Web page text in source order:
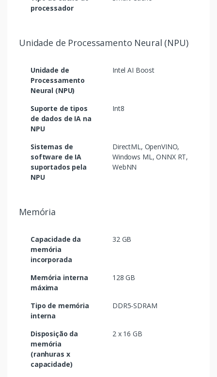
processador
Unidade de Processamento Neural (NPU)
Unidade de
Processamento
Neural (NPU)
Intel AI Boost
Suporte de tipos
de dados de IA na
NPU
Int8
Sistemas de
software de IA
suportados pela
NPU
DirectML, OpenVINO,
Windows ML, ONNX RT,
WebNN
Memória
Capacidade da
memória
incorporada
32 GB
Memória interna
máxima
128 GB
Tipo de memória
interna
DDR5-SDRAM
Disposição da
memória
(ranhuras x
capacidade)
2 x 16 GB